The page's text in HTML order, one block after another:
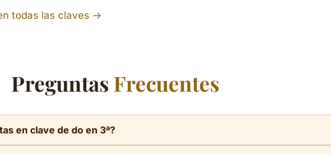
todas las claves →
Preguntas Frecuentes
en clave de do en 3ª?